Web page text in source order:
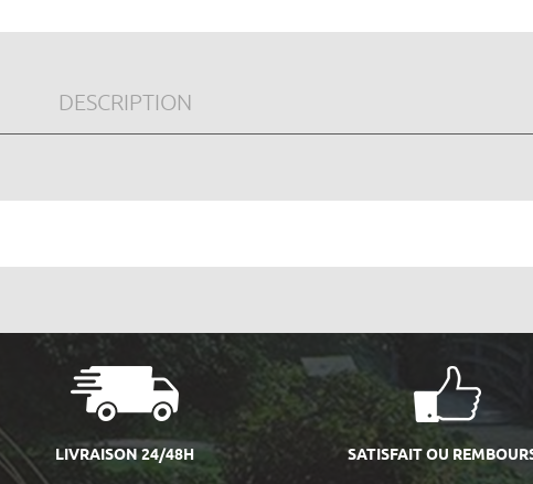
DESCRIPTION
LIVRAISON 24/48H SATISFAIT OU